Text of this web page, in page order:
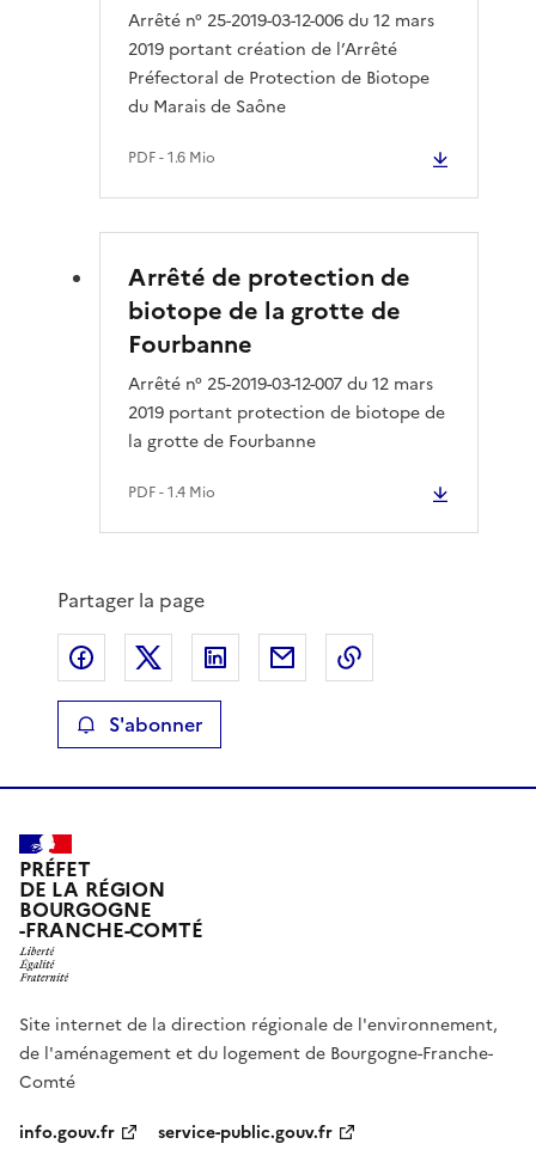
PDF- 1.6 Mio
Arrêté n° 25-2019-03-12-006 du 12 mars
2019 portant création de l’Arrêté
Préfectoral de Protection de Biotope
du Marais de Saône
Arrêté de protection de
biotope de la grotte de
Fourbanne
PDF- 1.4 Mio
Arrêté n° 25-2019-03-12-007 du 12 mars
2019 portant protection de biotope de
la grotte de Fourbanne
Partager la page
Partager sur Facebook
Partager sur XPartager sur LinkedIn
Partager par email
S'abonner
PRÉFET
DE LA RÉGION
BOURGOGNE
-FRANCHE-COMTÉ
Site internet de la direction régionale de l'environnement,
de l'aménagement et du logement de Bourgogne-Franche-
Comté
info.gouv.fr
service-public.gouv.fr